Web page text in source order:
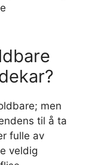
men
til å ta
fulle av
veldig